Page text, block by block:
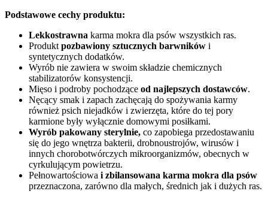
Podstawowe cechy produktu:
Lekkostrawna karma mokra dla psów wszystkich ras.
Produkt pozbawiony sztucznych barwników i
syntetycznych dodatków.
Wyrób nie zawiera w swoim składzie chemicznych
stabilizatorów konsystencji.
Mięso i podroby pochodzące od najlepszych dostawców.
Nęcący smak i zapach zachęcają do spożywania karmy
również psich niejadków i zwierzęta, które do tej pory
karmione były wyłącznie domowymi posiłkami.
Wyrób pakowany sterylnie, co zapobiega przedostawaniu
się do jego wnętrza bakterii, drobnoustrojów, wirusów i
innych chorobotwórczych mikroorganizmów, obecnych w
cyrkulującym powietrzu.
Pełnowartościowa i zbilansowana karma mokra dla psów
przeznaczona, zarówno dla małych, średnich jak i dużych ras.